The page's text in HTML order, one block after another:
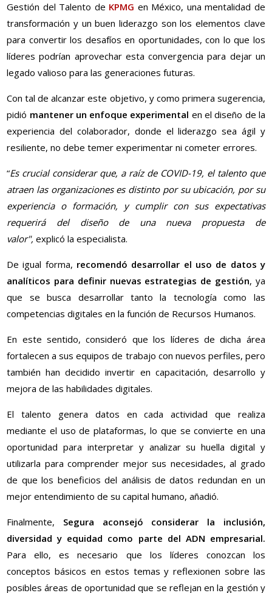
Gestión del Talento de KPMG en México, una mentalidad de
transformación y un buen liderazgo son los elementos clave
para convertir los desafíos en oportunidades, con lo que los
líderes podrían aprovechar esta convergencia para dejar un
legado valioso para las generaciones futuras.
Con tal de alcanzar este objetivo, y como primera sugerencia,
pidió mantener un enfoque experimental en el diseño de la
experiencia del colaborador, donde el liderazgo sea ágil y
resiliente, no debe temer experimentar ni cometer errores.
“Es crucial considerar que, a raíz de COVID-19, el talento que
atraen las organizaciones es distinto por su ubicación, por su
experiencia o formación, y cumplir con sus expectativas
requerirá del diseño de una nueva propuesta de
valor",explicó la especialista.
De igual forma, recomendó desarrollar el uso de datos y
analíticos para definir nuevas estrategias de gestión, ya
que se busca desarrollar tanto la tecnología como las
competencias digitales en la función de Recursos Humanos.
En este sentido, consideró que los líderes de dicha área
fortalecen a sus equipos de trabajo con nuevos perfiles, pero
también han decidido invertir en capacitación, desarrollo y
mejora de las habilidades digitales.
El talento genera datos en cada actividad que realiza
mediante el uso de plataformas, lo que se convierte en una
oportunidad para interpretar y analizar su huella digital y
utilizarla para comprender mejor sus necesidades, al grado
de que los beneficios del análisis de datos redundan en un
mejor entendimiento de su capital humano, añadió.
Finalmente, Segura aconsejó considerar la inclusión,
diversidad y equidad como parte del ADN empresarial.
Para ello, es necesario que los líderes conozcan los
conceptos básicos en estos temas y reflexionen sobre las
posibles áreas de oportunidad que se reflejan en la gestión y